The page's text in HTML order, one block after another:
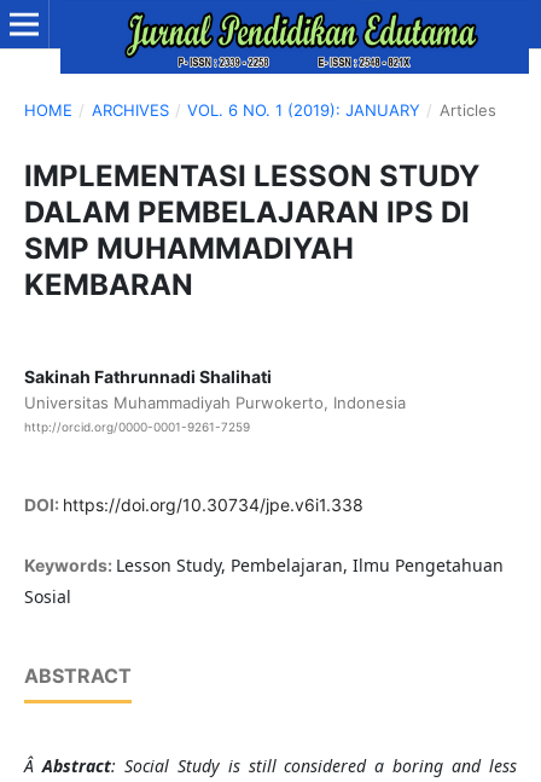
HOME / ARCHIVES / VOL. 6 NO. 1 (2019): JANUARY / Articles
IMPLEMENTASI LESSON STUDY
DALAM PEMBELAJARAN IPS DI
SMP MUHAMMADIYAH
KEMBARAN
Sakinah Fathrunnadi Shalihati
Universitas Muhammadiyah Purwokerto, Indonesia
http://orcid.org/0000-0001-9261-7259
DOI: https://doi.org/10.30734/jpe.v6i1.338
Keywords: Lesson Study, Pembelajaran, Ilmu Pengetahuan
Sosial
ABSTRACT
ÂAbstract: Social Study is still considered a boring and less